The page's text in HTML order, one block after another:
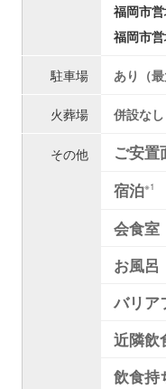
福岡市
福岡市
駐車場 あり（最
火葬場 併設なし
その他 ご安置
宿泊※1
会食室
お風呂
バリア
近隣飲
飲食持